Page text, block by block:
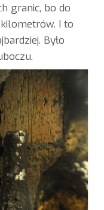
granic, bo do
I to
Było